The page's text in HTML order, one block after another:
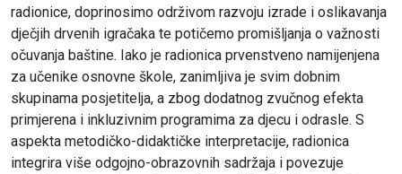
radionice, doprinosimo održivom razvoju izrade i oslikavanja
dječjih drvenih igračaka te potičemo promišljanja o važnosti
očuvanja baštine. Iako je radionica prvenstveno namijenjena
za učenike osnovne škole, zanimljiva je svim dobnim
skupinama posjetitelja, a zbog dodatnog zvučnog efekta
primjerena i inkluzivnim programima za djecu i odrasle. S
aspekta metodičko-didaktičke interpretacije, radionica
integrira više odgojno-obrazovnih sadržaja i povezuje